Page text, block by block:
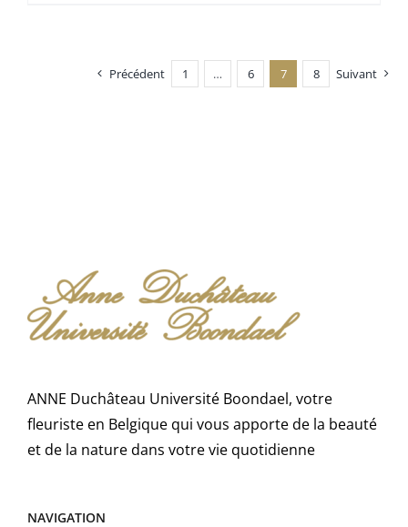
Précédent 1 … 6 7 8 Suivant
ANNE Duchâteau Université Boondael, votre
fleuriste en Belgique qui vous apporte de la beauté
et de la nature dans votre vie quotidienne
NAVIGATION